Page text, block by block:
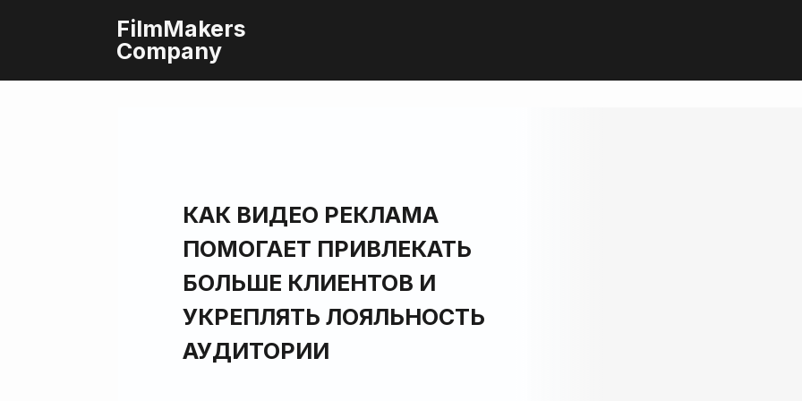
FilmMakers
Company
КАК ВИДЕО РЕКЛАМА
ПОМОГАЕТ ПРИВЛЕКАТЬ
БОЛЬШЕ КЛИЕНТОВ И
УКРЕПЛЯТЬ ЛОЯЛЬНОСТЬ
АУДИТОРИИ